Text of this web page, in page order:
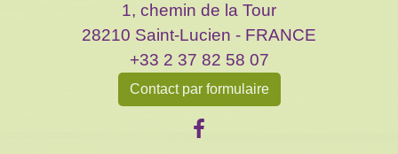
1, chemin de la Tour
28210 Saint-Lucien - FRANCE
+33 2 37 82 58 07
Contact par formulaire